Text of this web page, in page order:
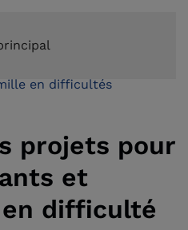
en difficultés
projets pour
et
difficulté